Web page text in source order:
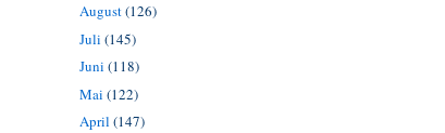
August(126)
Juli (145)
Juni (118)
Mai (122)
April (147)